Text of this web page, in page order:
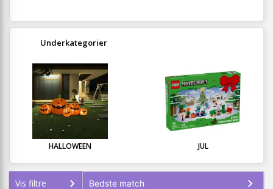
Underkategorier
HALLOWEEN JUL
Vis filtre